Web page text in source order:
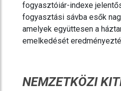
fogyasztóiár-indexe
fogyasztási sávba esők
amelyek együttesen a
emelkedését
NEMZETKÖZI